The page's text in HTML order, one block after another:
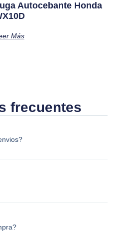
Autocebante Honda
Más
frecuentes